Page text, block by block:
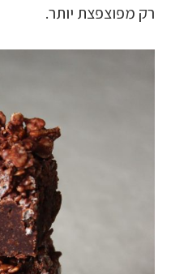
רק מפוצפצת יותר.